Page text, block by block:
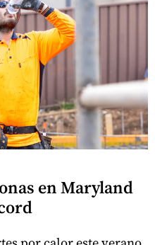
en Maryland